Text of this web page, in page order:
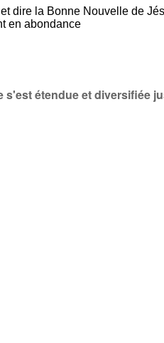
dire la Bonne Nouvelle de
en abondance
étendue et diversifiée